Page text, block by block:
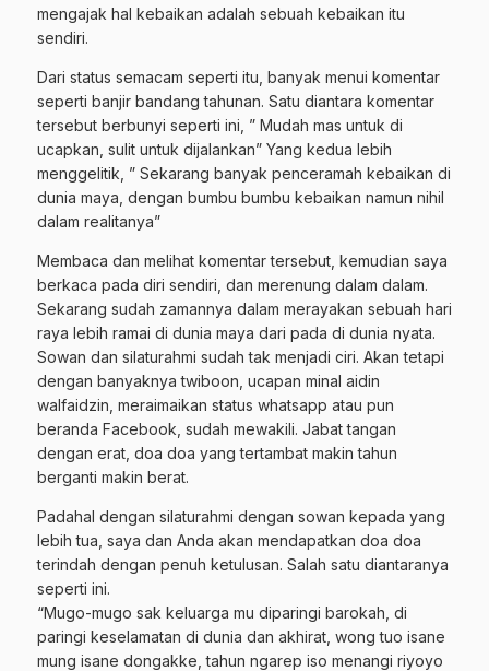
mengajak hal kebaikan adalah sebuah kebaikan itu
sendiri.
Dari status semacam seperti itu, banyak menui komentar
seperti banjir bandang tahunan. Satu diantara komentar
tersebut berbunyi seperti ini, ” Mudah mas untuk di
ucapkan, sulit untuk dijalankan” Yang kedua lebih
menggelitik, ” Sekarang banyak penceramah kebaikan di
dunia maya, dengan bumbu bumbu kebaikan namun nihil
dalam realitanya”
Membaca dan melihat komentar tersebut, kemudian saya
berkaca pada diri sendiri, dan merenung dalam dalam.
Sekarang sudah zamannya dalam merayakan sebuah hari
raya lebih ramai di dunia maya dari pada di dunia nyata.
Sowan dan silaturahmi sudah tak menjadi ciri. Akan tetapi
dengan banyaknya twiboon, ucapan minal aidin
walfaidzin, meraimaikan status whatsapp atau pun
beranda Facebook, sudah mewakili. Jabat tangan
dengan erat, doa doa yang tertambat makin tahun
berganti makin berat.
Padahal dengan silaturahmi dengan sowan kepada yang
lebih tua, saya dan Anda akan mendapatkan doa doa
terindah dengan penuh ketulusan. Salah satu diantaranya
seperti ini.
“Mugo-mugo sak keluarga mu diparingi barokah, di
paringi keselamatan di dunia dan akhirat, wong tuo isane
mung isane dongakke, tahun ngarep iso menangi riyoyo